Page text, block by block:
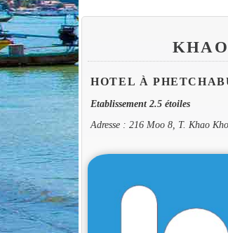
HOTEL À
Etablissement 2.5 étoiles
Adresse : 216 Moo 8, T. Khao